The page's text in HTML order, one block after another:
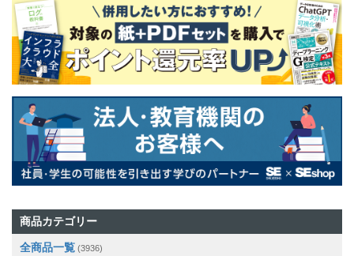
商品カテゴリー
全商品一覧 (3936)